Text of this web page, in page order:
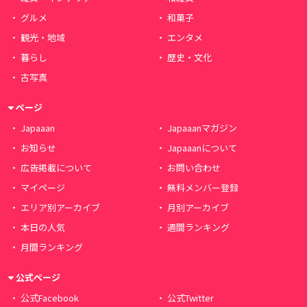
グルメ
和菓子
観光・地域
エンタメ
暮らし
歴史・文化
古写真
ページ
Japaaan
Japaaanマガジン
お知らせ
Japaaanについて
広告掲載について
お問い合わせ
マイページ
無料メンバー登録
エリア別アーカイブ
月別アーカイブ
本日の人気
週間ランキング
月間ランキング
公式ページ
公式Facebook
公式Twitter